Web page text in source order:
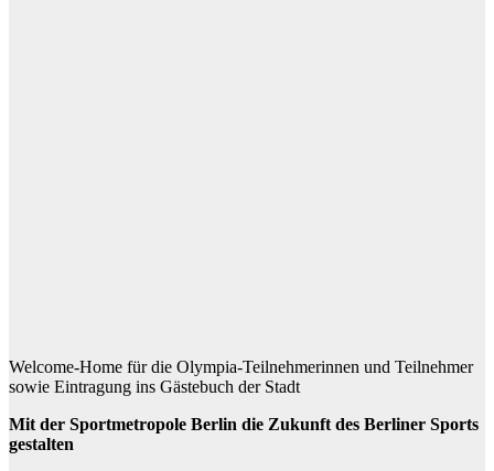
Welcome-Home für die Olympia-Teilnehmerinnen und Teilnehmer
sowie Eintragung ins Gästebuch der Stadt
Mit der Sportmetropole Berlin die Zukunft des Berliner Sports
gestalten